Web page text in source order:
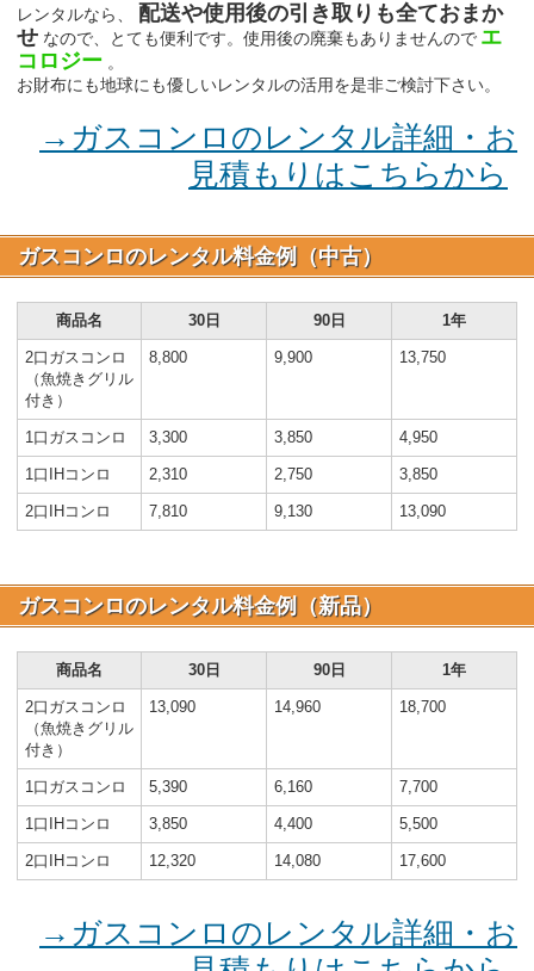
レンタルなら、
配送や使用後の引き取りも全ておまか
せ なので、とても便利です。使用後の廃棄もありませんので エ
コロジー 。
お財布にも地球にも優しいレンタルの活用を是非ご検討下さい。
→ガスコンロのレンタル詳細・お
見積もりはこちらから
ガスコンロのレンタル料金例（中古）
商品名 30日 90日 1年
2口ガスコンロ
（魚焼きグリル
付き）
8,800 9,900 13,750
1口ガスコンロ 3,300 3,850 4,950
1口IHコンロ 2,310 2,750 3,850
2口IHコンロ 7,810 9,130 13,090
ガスコンロのレンタル料金例（新品）
商品名 30日 90日 1年
2口ガスコンロ
（魚焼きグリル
付き）
13,090 14,960 18,700
1口ガスコンロ 5,390 6,160 7,700
1口IHコンロ 3,850 4,400 5,500
2口IHコンロ 12,320 14,080 17,600
→ガスコンロのレンタル詳細・お